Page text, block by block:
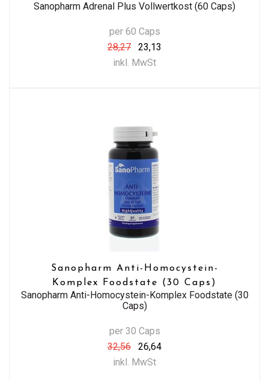
Sanopharm Adrenal Plus Vollwertkost (60 Caps)
per 60 Caps
28,27
23,13
inkl. MwSt
Sanopharm Anti-Homocystein-
Komplex Foodstate (30 Caps)
Sanopharm Anti-Homocystein-Komplex Foodstate (30
Caps)
per 30 Caps
32,56
26,64
inkl. MwSt